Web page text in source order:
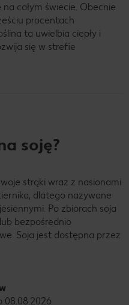
całym świecie. Obecnie
procentach
ta uwielbia ciepły i
się w strefie
soję?
strąki wraz z nasionami
dlatego nazywane
Po zbiorach soja
bezpośrednio
Soja jest dostępna przez
08.08.2026